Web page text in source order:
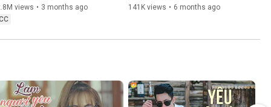
Lỗi Vì Làm Em Khóc
views • 3 months ago
Nhưng Buồn Lắm Người Ơi...
141K views • 6 months ago